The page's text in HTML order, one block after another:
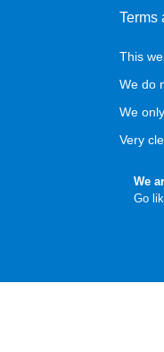
Terms
This
We do
We
Very
We
Go